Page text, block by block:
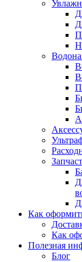
Как
Как
Полезная
Блог